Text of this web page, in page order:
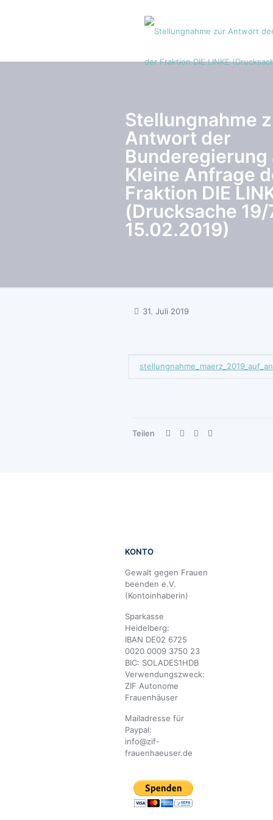
Stellungnahme
Antwort der
Bunderegierung
Kleine Anfrage
Fraktion DIE
(Drucksache
15.02.2019)
31. Juli 2019
Teilen
KONTO
Gewalt gegen Frauen
beenden e.V.
(Kontoinhaberin)
Sparkasse
Heidelberg:
IBAN DE02 6725
0020 0009 3750 23
BIC: SOLADES1HDB
Verwendungszweck:
ZIF Autonome
Frauenhäuser
Mailadresse für
Paypal:
info@zif-
frauenhaeuser.de